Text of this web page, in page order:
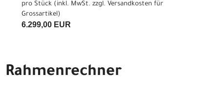
pro Stück (inkl. MwSt. zzgl. Versandkosten für
Grossartikel)
6.299,00 EUR
Rahmenrechner